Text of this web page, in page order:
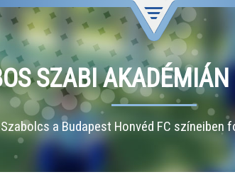
SZABI AKADÉMIÁN
a Budapest Honvéd FC színeiben